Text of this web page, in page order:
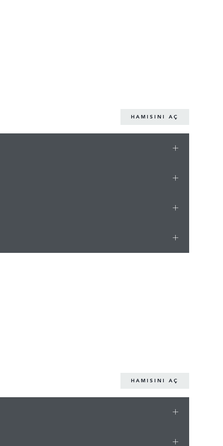
HAMISINI AÇ
HAMISINI AÇ